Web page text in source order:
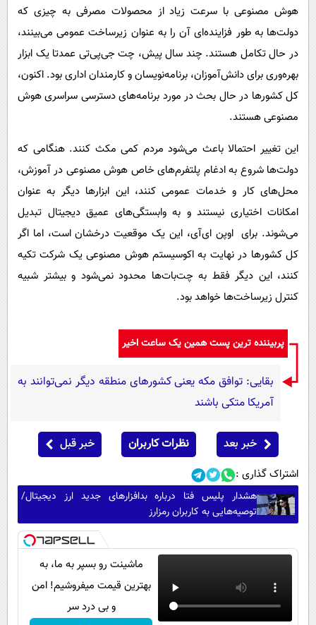
هوش مصنوعی با سرعت زیاد از محصولات مصرفی به چیزی که
دولت‌ها به طور فزاینده‌ای آن را به عنوان زیرساخت عمومی می‌بینند،
در حال تکامل هستند. چند سال پیش، چت جی‌پی‌تی عمدتا یک ابزار
بهره‌وری برای دانش‌آموزان، برنامه‌نویسان و کارمندان اداری بود. اکنون،
کل کشورها در حال بحث در مورد برنامه‌های دسترسی سراسری هوش
مصنوعی هستند.
این تغییر احتمالا باعث می‌شود مردم کمی مکث کنند. هنگامی که
دولت‌ها شروع به ادغام پلتفرم‌های خاص هوش مصنوعی در آموزش،
محل‌های کار و خدمات عمومی کنند، این ابزارها دیگر به عنوان
امکانات اختیاری نیستند و به وابستگی‌های عمیق دیجیتال تبدیل
می‌شوند. برای اوپن ای‌آی، این یک موقعیت درخشان است، اما اگر
کل کشورها در نهایت به اکوسیستم هوش مصنوعی یک شرکت تکیه
کنند، این دیگر فقط به چت‌بات‌ها محدود نمی‌شود و بیشتر شبیه
کنترل زیرساخت‌ها خواهد بود.
پربیننده ترین پست همین یک ساعت اخیر
بقایی: توافق مکه یعنی کشورهای منطقه دیگر نمی‌توانند به
آمریکا متکی باشند
خبر بعد نظرات کاربران خبر قبل
اشتراک گذاری :
هشدار پلیس فتا درباره بدافزار‌های جدید ارز دیجیتال/
توصیه‌هایی به کاربران رمزارز
ماشینت رو بسپر به ما، به
بهترین قیمت میفروشیم! امن
و بی درد سر